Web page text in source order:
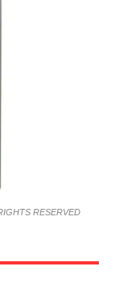
RESERVED